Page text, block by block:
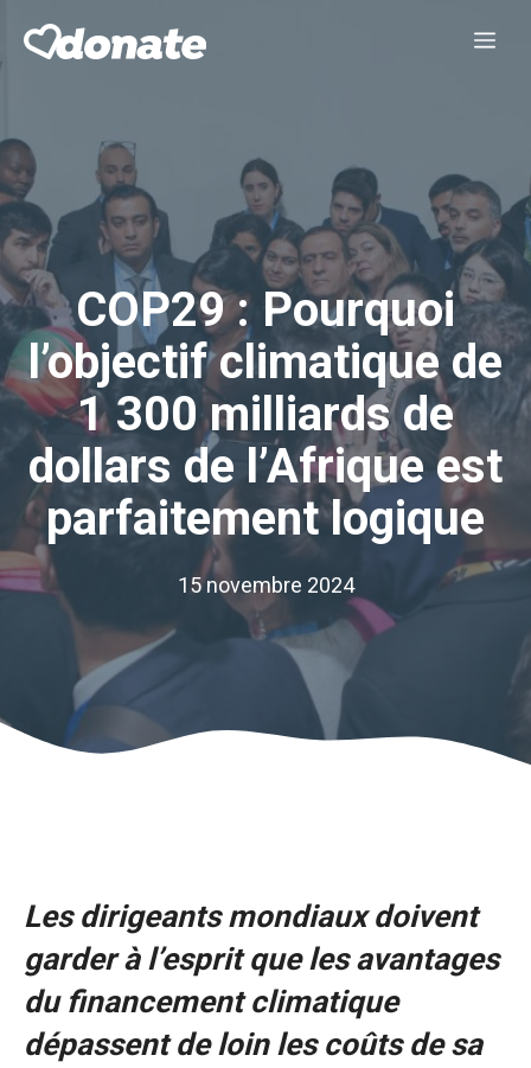
COP29 : Pourquoi
l’objectif climatique de
1 300 milliards de
dollars de l’Afrique est
parfaitement logique
15 novembre 2024
Les dirigeants mondiaux doivent
garder à l’esprit que les avantages
du financement climatique
dépassent de loin les coûts de sa